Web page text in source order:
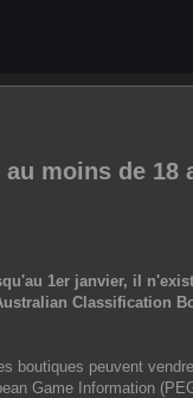
moins de 18
1er janvier, il
Classification
boutiques peuvent
Game Information